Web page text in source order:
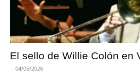
El sello de Willie Colón en
- 04/05/2026